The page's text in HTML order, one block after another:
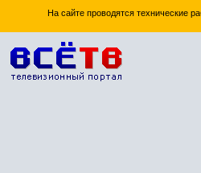
На сайте проводятся технические